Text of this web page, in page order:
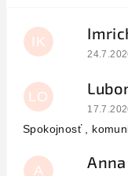
IK
LO
Spokojnosť ,
A Anna